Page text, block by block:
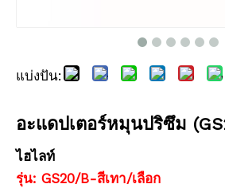
ปริซึมกันน้ำ (5', เคลือบทองแดง)
แบ่งปัน:
อะแดปเตอร์หมุนปริซึม
ไฮไลท์
รุ่น: GS20/B-สีเทา/เลือก